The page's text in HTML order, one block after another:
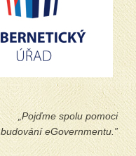
„Pojďme spolu pomoci
budování eGovernmentu.”